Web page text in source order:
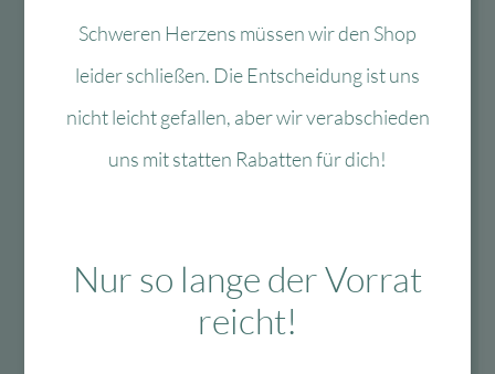
Mo-Fr: 10:00 – 13:00 Uhr
08134 / 2579911
service@myhappyplace.de
Lieferung & Versand
schnelle Lieferung
Schweren Herzens müssen wir den Shop
leider schließen. Die Entscheidung ist uns
nicht leicht gefallen, aber wir verabschieden
uns mit statten Rabatten für dich!
Nur so lange der Vorrat
reicht!